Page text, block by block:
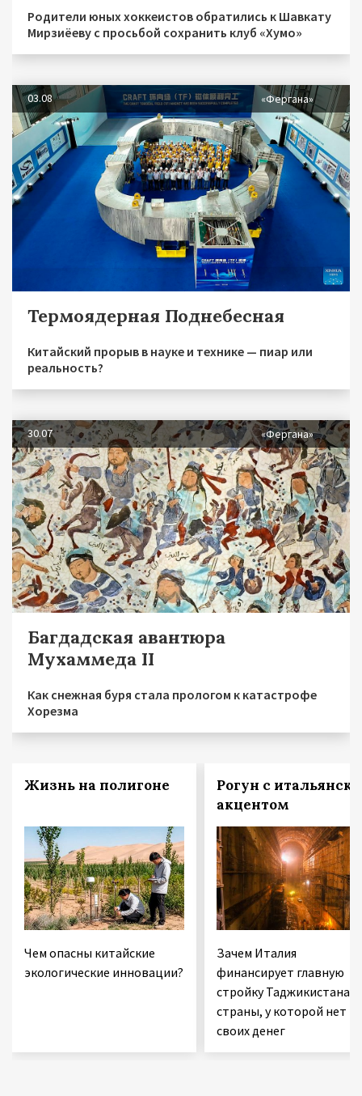
Родители юных хоккеистов обратились к Шавкату
Мирзиёеву с просьбой сохранить клуб «Хумо»
03.08 «Фергана»
Термоядерная Поднебесная
Китайский прорыв в науке и технике — пиар или
реальность?
30.07 «Фергана»
Багдадская авантюра
Мухаммеда II
Как снежная буря стала прологом к катастрофе
Хорезма
Жизнь на полигоне
Чем опасны китайские
экологические инновации?
Рогун с
акцентом
Зачем Италия
финансирует главную
стройку Таджикистана —
страны, у которой нет
своих денег